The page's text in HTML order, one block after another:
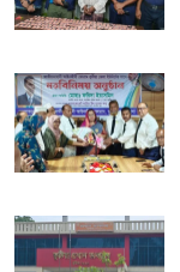
a
v
i
a